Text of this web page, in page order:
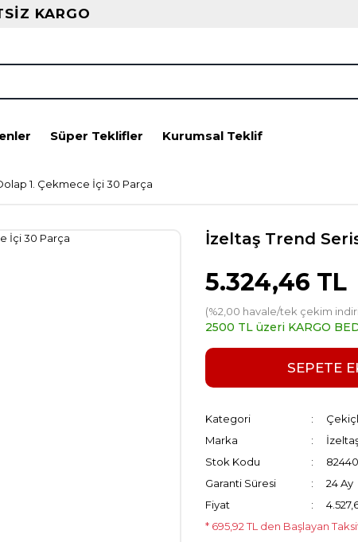
KARGO
Süper Teklifler Kurumsal Teklif
1. Çekmece İçi 30 Parça
İzeltaş Trend
5.324,46 TL
(%2,00 havale/tek çekim
2500 TL üzeri KARGO
SEPETE
Kategori
Marka
Stok Kodu
Garanti Süresi
24 Ay
Fiyat
* 695,92 TL den Başlayan